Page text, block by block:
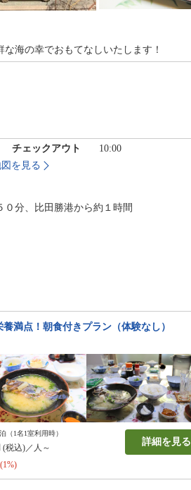
海の幸でおもてなしいたします！
チェックアウト
10:00
を見る
分、比田勝港から約１時間
養満点！朝食付きプラン（体験なし）
（1名1室利用時）
(税込)／人～
詳細を見る